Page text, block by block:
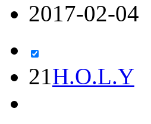
2017-02-04
21H.O.L.Y